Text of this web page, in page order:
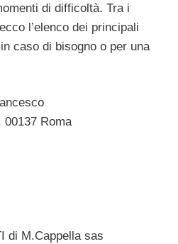
di difficoltà. Tra i
l’elenco dei principali
caso di bisogno o per una
Roma
di M.Cappella sas